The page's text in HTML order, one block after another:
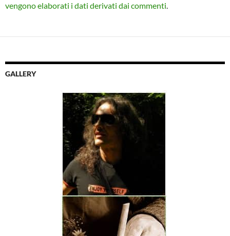
vengono elaborati i dati derivati dai commenti.
GALLERY